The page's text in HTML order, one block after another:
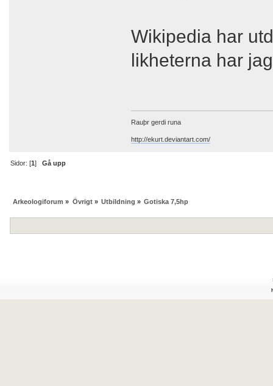
Wikipedia har
likheterna har
Rauþr gerdi runa
http://ekurt.deviantart.com/
Sidor: [1]Gå upp
Arkeologiforum » Övrigt» Utbildning » Gotiska 7,5hp